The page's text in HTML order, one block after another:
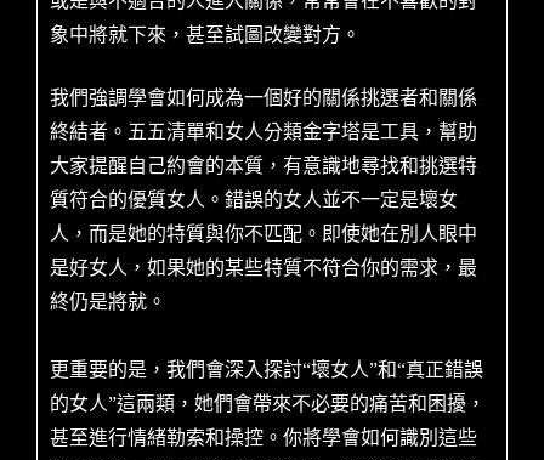
象中將就下來，甚至試圖改變對方。
我們強調學會如何成為一個好的關係挑選者和關係
終結者。五五清單和女人分類金字塔是工具，幫助
大家提醒自己約會的本質，有意識地尋找和挑選特
質符合的優質女人。錯誤的女人並不一定是壞女
人，而是她的特質與你不匹配。即使她在別人眼中
是好女人，如果她的某些特質不符合你的需求，最
終仍是將就。
更重要的是，我們會深入探討“壞女人”和“真正錯誤
的女人”這兩類，她們會帶來不必要的痛苦和困擾，
甚至進行情緒勒索和操控。你將學會如何識別這些